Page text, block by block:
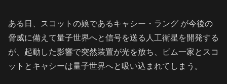
ある日、スコットの娘であるキャシー・ラング が今後の
脅威に備えて量子世界へと信号を送る人工衛星を開発する
が、起動した影響で突然装置が光を放ち、ピム一家とスコ
ットとキャシーは量子世界へと吸い込まれてしまう。